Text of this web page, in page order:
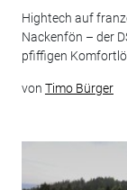
Hightech auf
Nackenfön – der
pfiffigen
von Timo Bürger